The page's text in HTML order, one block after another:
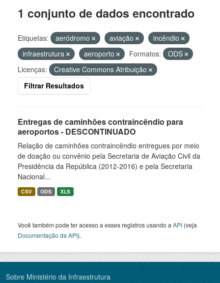
1 conjunto de dados encontrado
Etiquetas: aeródromo aviação
incêndio
infraestrutura
aeroporto Formatos:
ODS
Licenças:
Creative Commons Atribuição
Filtrar Resultados
Entregas de caminhões contraincêndio para
aeroportos - DESCONTINUADO
Relação de caminhões contraincêndio entregues por meio
de doação ou convênio pela Secretaria de Aviação Civil da
Presidência da República (2012-2016) e pela Secretaria
Nacional...
CSV ODS XLS
Você também pode ter acesso a esses registros usando a API (veja
Documentação da API).
Sobre Ministério da Infraestrutura